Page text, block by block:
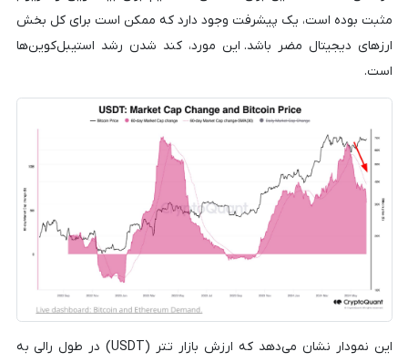
مثبت بوده است، یک پیشرفت وجود دارد که ممکن است برای کل بخش
ارزهای دیجیتال مضر باشد. این مورد، کند شدن رشد استیبل‌کوین‌ها
است.
این نمودار نشان می‌دهد که ارزش بازار تتر (USDT) در طول رالی به